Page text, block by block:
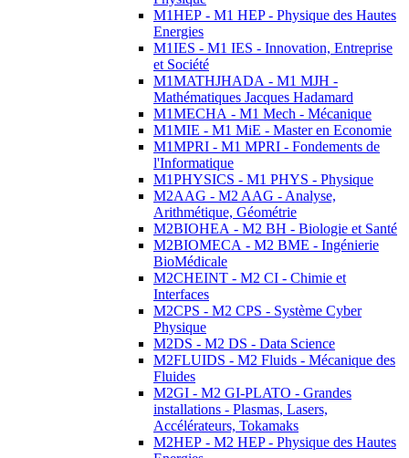
M1HEP - M1 HEP - Physique des Hautes
Energies
M1IES - M1 IES - Innovation, Entreprise
et Société
M1MATHJHADA - M1 MJH -
Mathématiques Jacques Hadamard
M1MECHA - M1 Mech - Mécanique
M1MIE - M1 MiE - Master en Economie
M1MPRI - M1 MPRI - Fondements de
l'Informatique
M1PHYSICS - M1 PHYS - Physique
M2AAG - M2 AAG - Analyse,
Arithmétique, Géométrie
M2BIOHEA - M2 BH - Biologie et Santé
M2BIOMECA - M2 BME - Ingénierie
BioMédicale
M2CHEINT - M2 CI - Chimie et
Interfaces
M2CPS - M2 CPS - Système Cyber
Physique
M2DS - M2 DS - Data Science
M2FLUIDS - M2 Fluids - Mécanique des
Fluides
M2GI - M2 GI-PLATO - Grandes
installations - Plasmas, Lasers,
Accélérateurs, Tokamaks
M2HEP - M2 HEP - Physique des Hautes